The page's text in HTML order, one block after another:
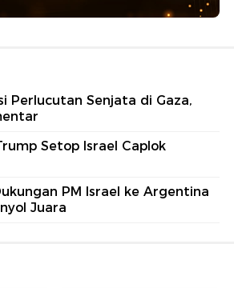
Perlucutan Senjata di Gaza,
Setop Israel Caplok
PM Israel ke Argentina
Juara